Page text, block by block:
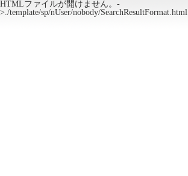
HTMLファイルが開けません。-
>./template/sp/nUser/nobody/SearchResultFormat.html